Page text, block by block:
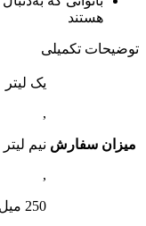
هستند
توضیحات تکمیلی
میزان سفارش
یک لیتر
,
نیم لیتر
,
250 میل